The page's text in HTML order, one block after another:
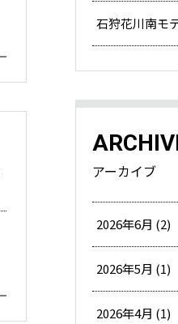
石狩花川南モ
アーカイブ
2026年6月 (2)
2026年5月 (1)
2026年4月 (1)